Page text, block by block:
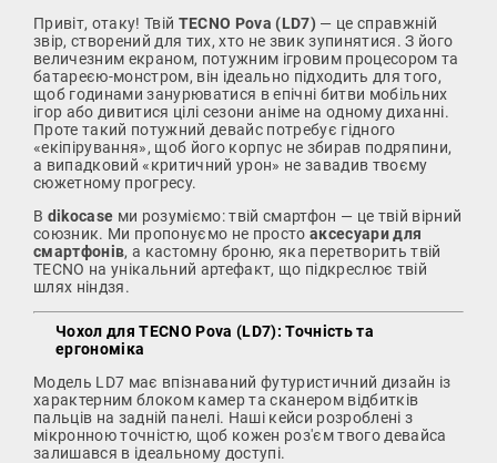
Привіт, отаку! Твій TECNO Pova (LD7) — це справжній
звір, створений для тих, хто не звик зупинятися. З його
величезним екраном, потужним ігровим процесором та
батареєю-монстром, він ідеально підходить для того,
щоб годинами занурюватися в епічні битви мобільних
ігор або дивитися цілі сезони аніме на одному диханні.
Проте такий потужний девайс потребує гідного
«екіпірування», щоб його корпус не збирав подряпини,
а випадковий «критичний урон» не завадив твоєму
сюжетному прогресу.
В dikocase ми розуміємо: твій смартфон — це твій вірний
союзник. Ми пропонуємо не просто аксесуари для
смартфонів, а кастомну броню, яка перетворить твій
TECNO на унікальний артефакт, що підкреслює твій
шлях ніндзя.
Чохол для TECNO Pova (LD7): Точність та
ергономіка
Модель LD7 має впізнаваний футуристичний дизайн із
характерним блоком камер та сканером відбитків
пальців на задній панелі. Наші кейси розроблені з
мікронною точністю, щоб кожен роз'єм твого девайса
залишався в ідеальному доступі.